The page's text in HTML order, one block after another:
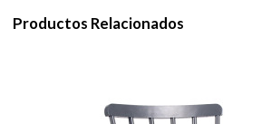
Productos Relacionados